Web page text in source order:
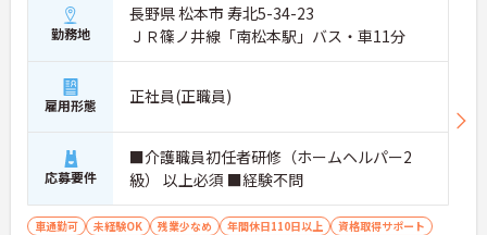
勤務地
長野県 松本市 寿北5-34-23
ＪＲ篠ノ井線「南松本駅」バス・車11分
雇用形態 正社員(正職員)
応募要件
■介護職員初任者研修（ホームヘルパー2
級） 以上必須 ■経験不問
車通勤可 未経験OK 残業少なめ 年間休日110日以上
資格取得サポート